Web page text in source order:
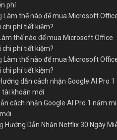
phí
Làm thế nào để mua Microsoft
phí tiết kiệm?
thế nào để mua Microsoft Office
phí tiết kiệm?
Làm thế nào để mua Microsoft
phí tiết kiệm?
dẫn cách nhận Google AI Pro 1
tài khoản mới
cách nhận Google AI Pro 1 năm
Hướng Dẫn Nhận Netflix 30 Ngày